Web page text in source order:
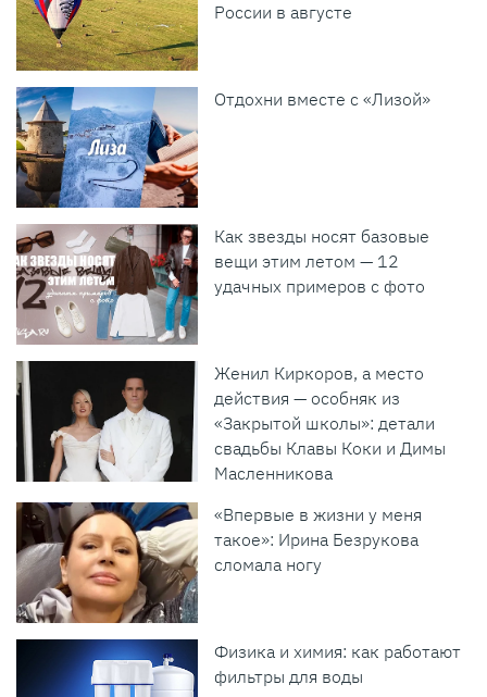
России в августе
Отдохни вместе с «Лизой»
Как звезды носят базовые
вещи этим летом — 12
удачных примеров с фото
Женил Киркоров, а место
действия — особняк из
«Закрытой школы»: детали
свадьбы Клавы Коки и Димы
Масленникова
«Впервые в жизни у меня
такое»: Ирина Безрукова
сломала ногу
Физика и химия: как работают
фильтры для воды